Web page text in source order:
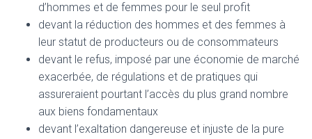
d’hommes et de femmes pour le seul profit
devant la réduction des hommes et des femmes à
leur statut de producteurs ou de consommateurs
devant le refus, imposé par une économie de marché
exacerbée, de régulations et de pratiques qui
assureraient pourtant l’accès du plus grand nombre
aux biens fondamentaux
devant l’exaltation dangereuse et injuste de la pure